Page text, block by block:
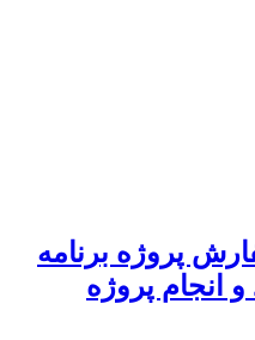
پروژه برنامه
انجام پروژه